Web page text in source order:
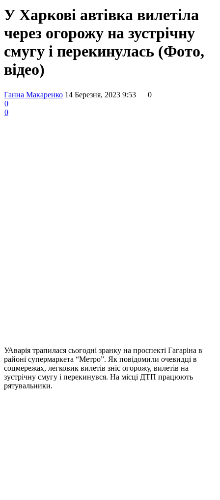
У Харкові автівка вилетіла
через огорожу на зустрічну
смугу і перекинулась (Фото,
відео)
Ганна Макаренко 14 Березня, 2023 9:53
0
0
0
УАварія трапилася сьогодні зранку на проспекті Гагаріна в
районі супермаркета “Метро”. Як повідомили очевидці в
соцмережах, легковик вилетів зніс огорожу, вилетів на
зустрічну смугу і перекинувся. На місці ДТП працюють
рятувальники.